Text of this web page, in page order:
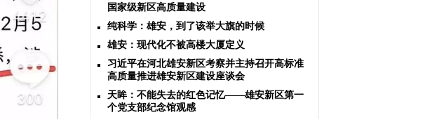
国家级新区高质量建设
纯科学：雄安，到了该举大旗的时候
雄安：现代化不被高楼大厦定义
习近平在河北雄安新区考察并主持召开高标准
高质量推进雄安新区建设座谈会
天眸：不能失去的红色记忆——雄安新区第一
个党支部纪念馆观感